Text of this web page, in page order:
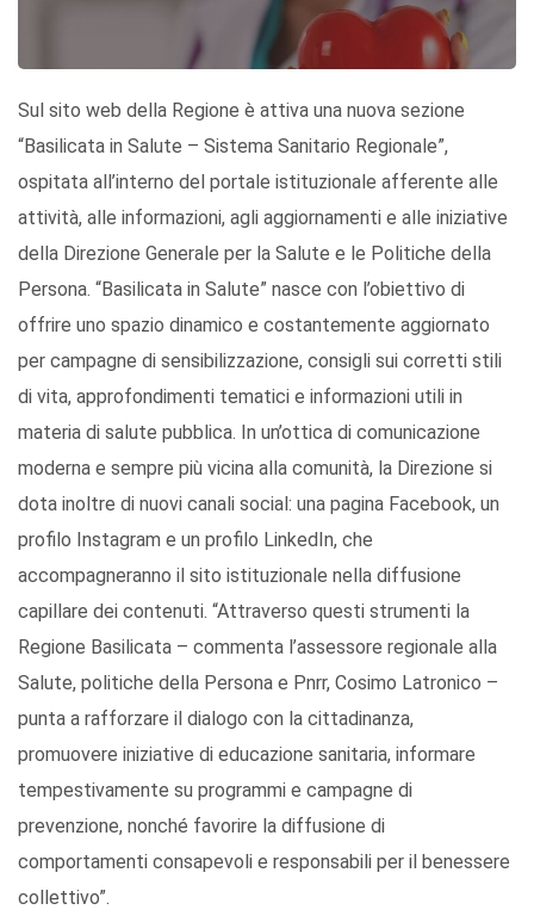
Sul sito web della Regione è attiva una nuova sezione
“Basilicata in Salute – Sistema Sanitario Regionale”,
ospitata all’interno del portale istituzionale afferente alle
attività, alle informazioni, agli aggiornamenti e alle iniziative
della Direzione Generale per la Salute e le Politiche della
Persona. “Basilicata in Salute” nasce con l’obiettivo di
offrire uno spazio dinamico e costantemente aggiornato
per campagne di sensibilizzazione, consigli sui corretti stili
di vita, approfondimenti tematici e informazioni utili in
materia di salute pubblica. In un’ottica di comunicazione
moderna e sempre più vicina alla comunità, la Direzione si
dota inoltre di nuovi canali social: una pagina Facebook, un
profilo Instagram e un profilo LinkedIn, che
accompagneranno il sito istituzionale nella diffusione
capillare dei contenuti. “Attraverso questi strumenti la
Regione Basilicata – commenta l’assessore regionale alla
Salute, politiche della Persona e Pnrr, Cosimo Latronico –
punta a rafforzare il dialogo con la cittadinanza,
promuovere iniziative di educazione sanitaria, informare
tempestivamente su programmi e campagne di
prevenzione, nonché favorire la diffusione di
comportamenti consapevoli e responsabili per il benessere
collettivo”.